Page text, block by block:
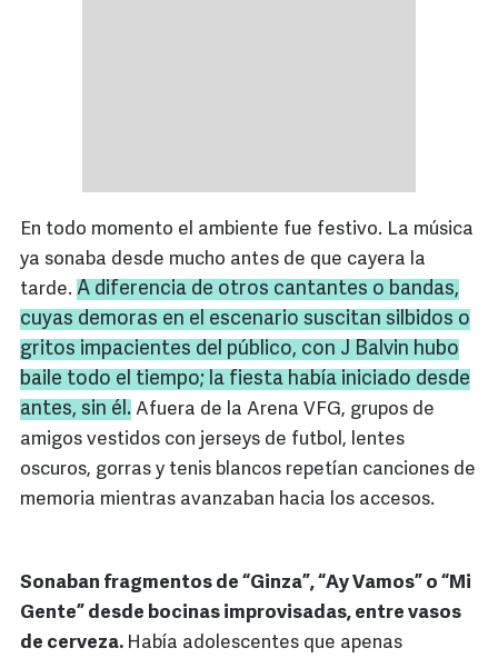
En todo momento el ambiente fue festivo. La música
ya sonaba desde mucho antes de que cayera la
tarde. A diferencia de otros cantantes o bandas,
cuyas demoras en el escenario suscitan silbidos o
gritos impacientes del público, con J Balvin hubo
baile todo el tiempo; la fiesta había iniciado desde
antes, sin él. Afuera de la Arena VFG, grupos de
amigos vestidos con jerseys de futbol, lentes
oscuros, gorras y tenis blancos repetían canciones de
memoria mientras avanzaban hacia los accesos.
Sonaban fragmentos de “Ginza”, “Ay Vamos” o “Mi
Gente” desde bocinas improvisadas, entre vasos
de cerveza. Había adolescentes que apenas